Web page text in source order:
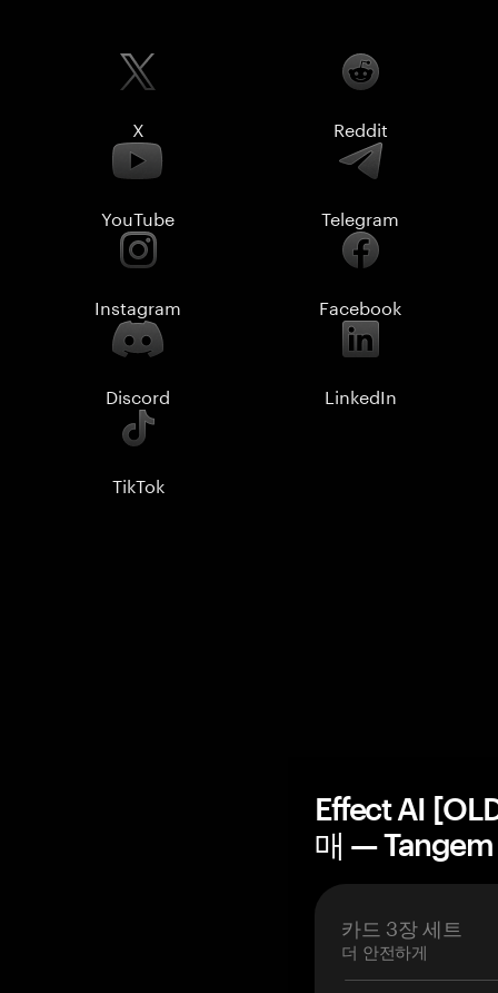
X Reddit
YouTube Telegram
Instagram Facebook
Discord LinkedIn
TikTok
Effect AI
매 — Tangem
카드 3장 세트
더 안전하게